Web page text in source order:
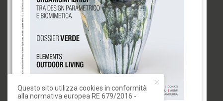
Questo sito utilizza cookies in conformità
alla normativa europea RE 679/2016 -